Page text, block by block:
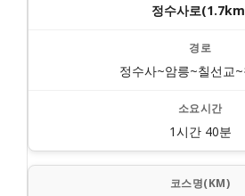
정수사로
정수사~암릉~칠선교
1시간 40분